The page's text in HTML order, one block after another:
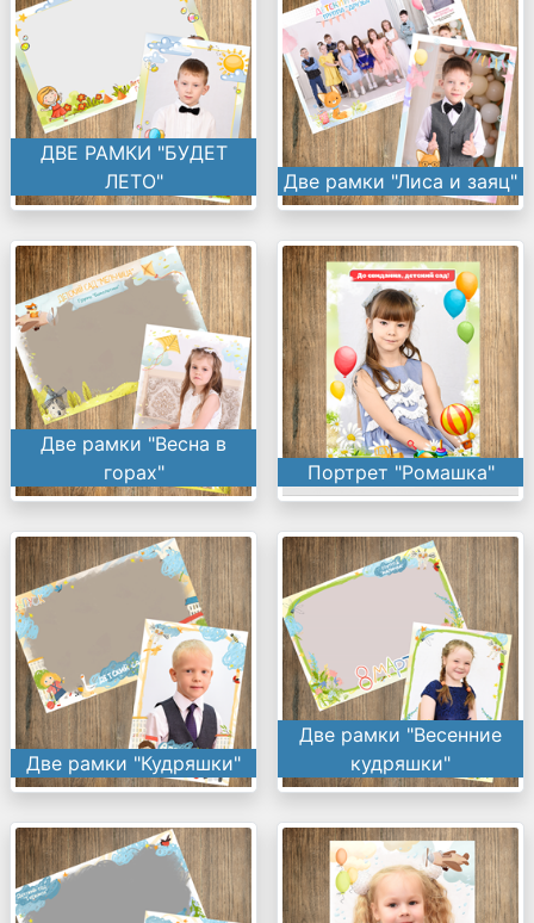
ДВЕ РАМКИ "БУДЕТ
ЛЕТО"
Две рамки "Лиса и заяц"
Две рамки "Весна в
горах"
Портрет "Ромашка"
Две рамки "Кудряшки"
Две рамки "Весенние
кудряшки"